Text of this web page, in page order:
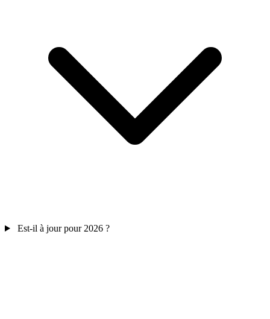
Est-il à jour pour 2026 ?